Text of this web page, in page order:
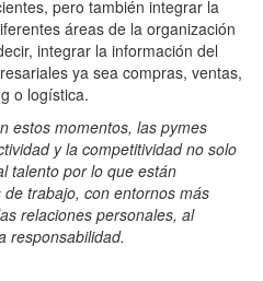
pero también integrar la
áreas de la organización
integrar la información del
ya sea compras, ventas,
o logística.
estos momentos, las pymes
y la competitividad no solo
talento por lo que están
trabajo, con entornos más
relaciones personales, al
responsabilidad.